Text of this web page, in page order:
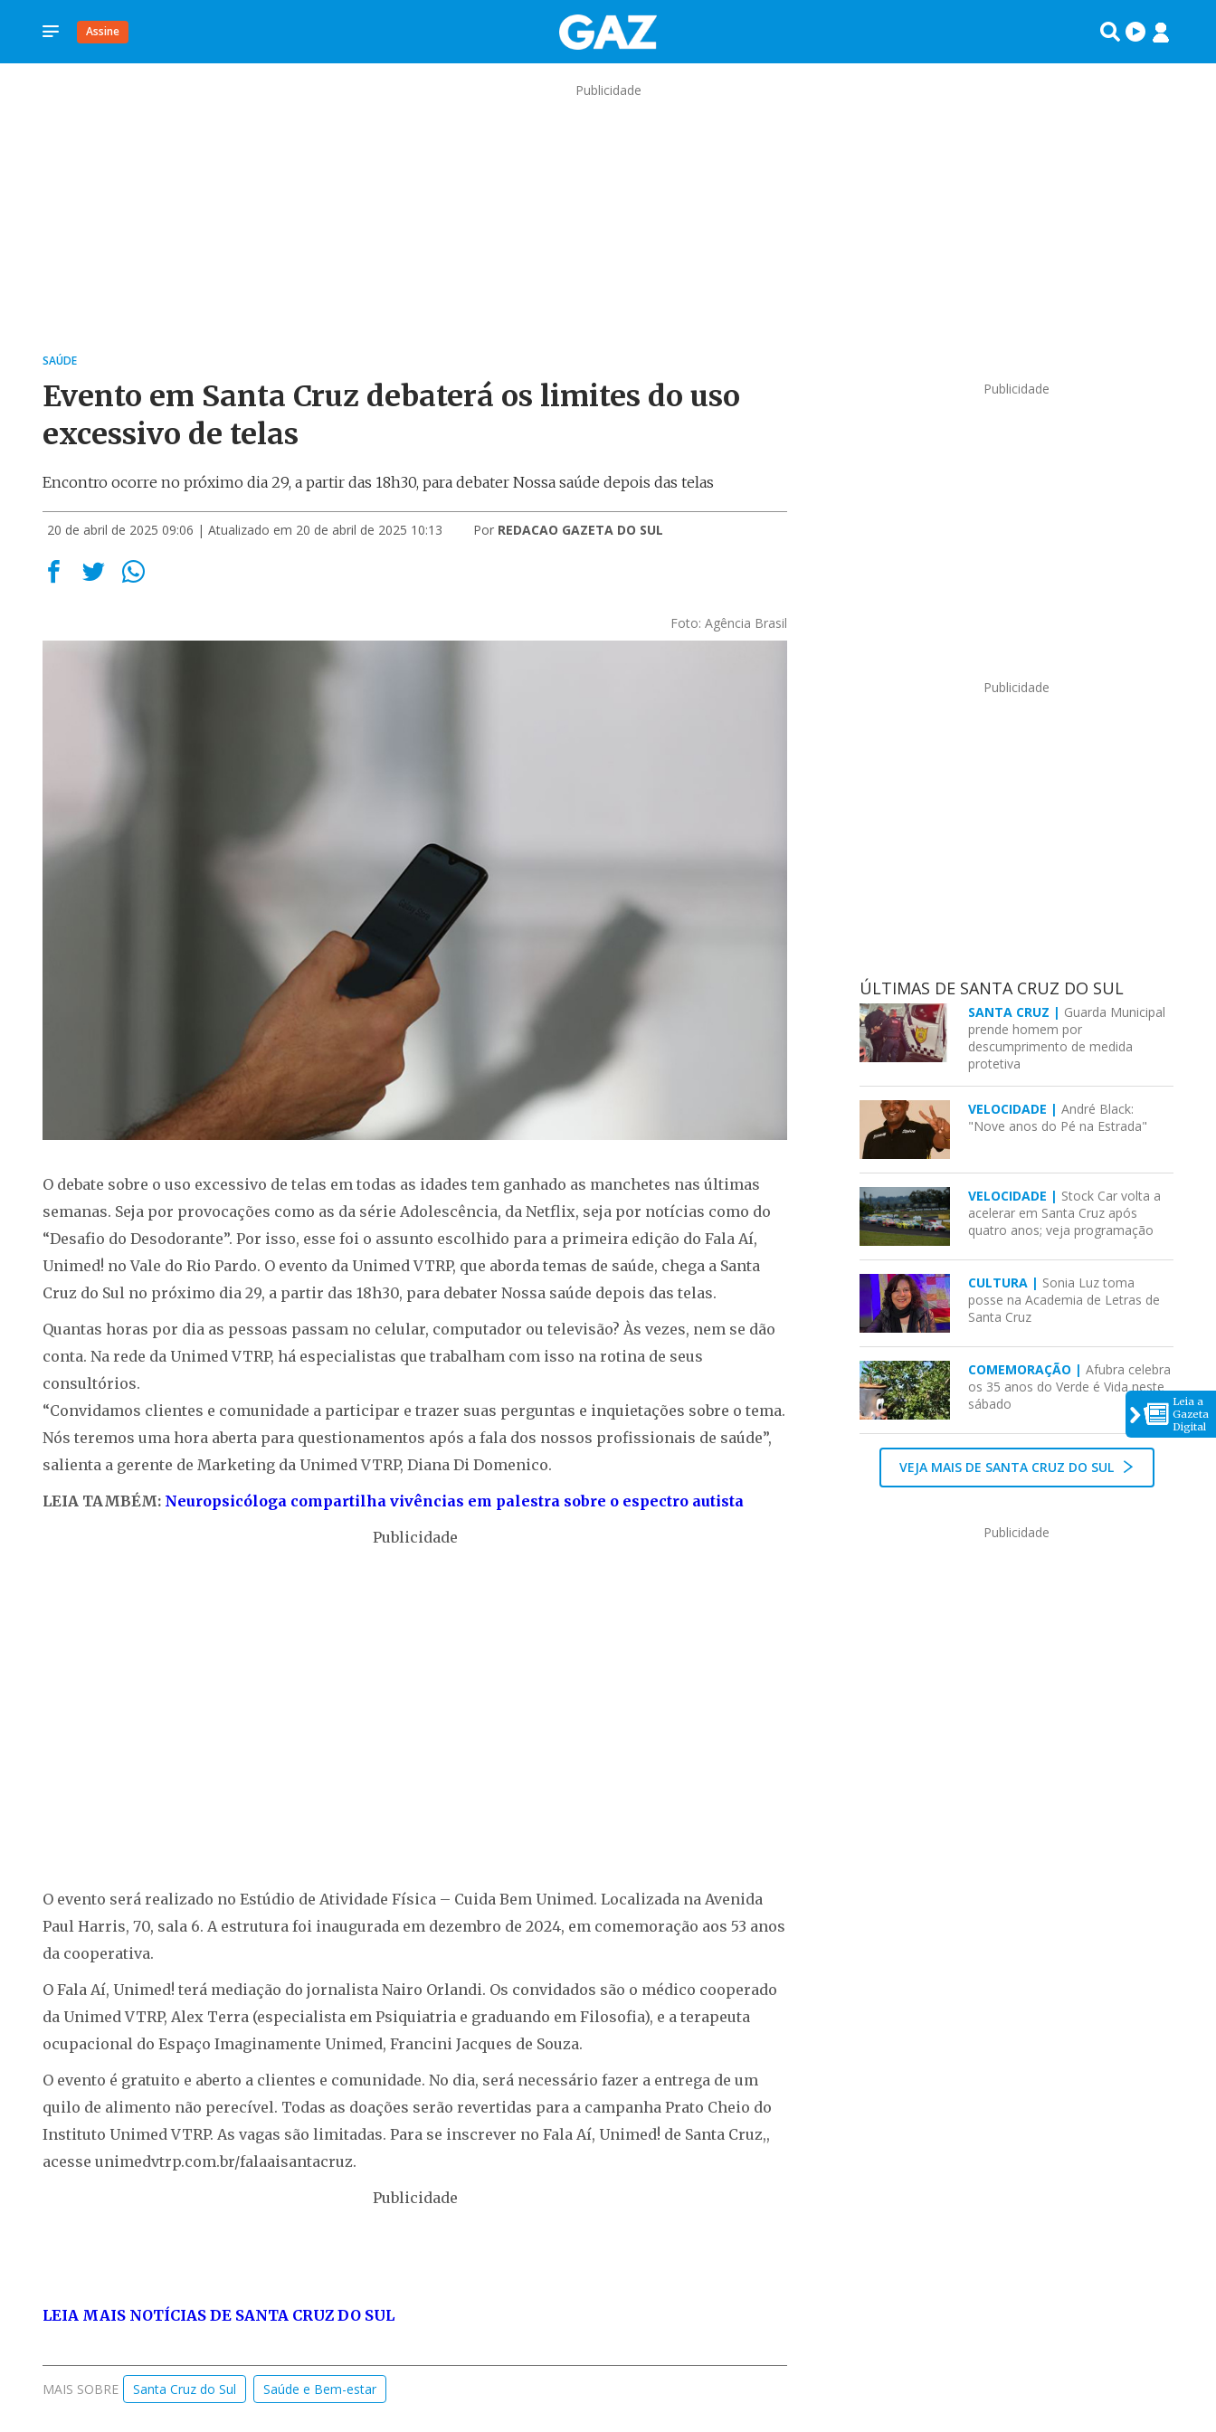
Assine
Leia a
Gazeta
Digital
Publicidade
SAÚDE
Evento em Santa Cruz debaterá os limites do uso
excessivo de telas
Encontro ocorre no próximo dia 29, a partir das 18h30, para debater Nossa saúde depois das telas
20 de abril de 2025 09:06 | Atualizado em 20 de abril de 2025 10:13 Por REDACAO GAZETA DO SUL
Foto: Agência Brasil
O debate sobre o uso excessivo de telas em todas as idades tem ganhado as manchetes nas últimas
semanas. Seja por provocações como as da série Adolescência, da Netflix, seja por notícias como do
“Desafio do Desodorante”. Por isso, esse foi o assunto escolhido para a primeira edição do Fala Aí,
Unimed! no Vale do Rio Pardo. O evento da Unimed VTRP, que aborda temas de saúde, chega a Santa
Cruz do Sul no próximo dia 29, a partir das 18h30, para debater Nossa saúde depois das telas.
Quantas horas por dia as pessoas passam no celular, computador ou televisão? Às vezes, nem se dão
conta. Na rede da Unimed VTRP, há especialistas que trabalham com isso na rotina de seus
consultórios.
“Convidamos clientes e comunidade a participar e trazer suas perguntas e inquietações sobre o tema.
Nós teremos uma hora aberta para questionamentos após a fala dos nossos profissionais de saúde”,
salienta a gerente de Marketing da Unimed VTRP, Diana Di Domenico.
LEIA TAMBÉM: Neuropsicóloga compartilha vivências em palestra sobre o espectro autista
Publicidade
O evento será realizado no Estúdio de Atividade Física – Cuida Bem Unimed. Localizada na Avenida
Paul Harris, 70, sala 6. A estrutura foi inaugurada em dezembro de 2024, em comemoração aos 53 anos
da cooperativa.
O Fala Aí, Unimed! terá mediação do jornalista Nairo Orlandi. Os convidados são o médico cooperado
da Unimed VTRP, Alex Terra (especialista em Psiquiatria e graduando em Filosofia), e a terapeuta
ocupacional do Espaço Imaginamente Unimed, Francini Jacques de Souza.
O evento é gratuito e aberto a clientes e comunidade. No dia, será necessário fazer a entrega de um
quilo de alimento não perecível. Todas as doações serão revertidas para a campanha Prato Cheio do
Instituto Unimed VTRP. As vagas são limitadas. Para se inscrever no Fala Aí, Unimed! de Santa Cruz,,
acesse unimedvtrp.com.br/falaaisantacruz.
Publicidade
LEIA MAIS NOTÍCIAS DE SANTA CRUZ DO SUL
MAIS SOBRE Santa Cruz do Sul Saúde e Bem-estar
Publicidade
Publicidade
ÚLTIMAS DE SANTA CRUZ DO SUL
SANTA CRUZ | Guarda Municipal
prende homem por
descumprimento de medida
protetiva
VELOCIDADE |André Black:
"Nove anos do Pé na Estrada"
VELOCIDADE | Stock Car volta a
acelerar em Santa Cruz após
quatro anos; veja programação
CULTURA | Sonia Luz toma
posse na Academia de Letras de
Santa Cruz
COMEMORAÇÃO |Afubra celebra
os 35 anos do Verde é Vida neste
sábado
VEJA MAIS DE SANTA CRUZ DO SUL
Publicidade